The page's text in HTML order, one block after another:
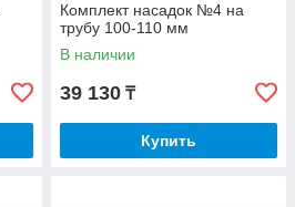
Комплект насадок №4 на
трубу 100-110 мм
В наличии
39 130 ₸
Купить